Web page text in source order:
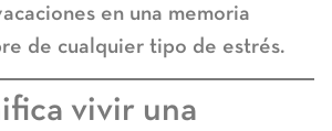
en una memoria
de cualquier tipo de estrés.
vivir una